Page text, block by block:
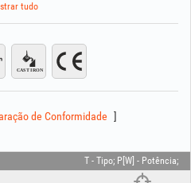
potável em instalações temporárias, o
o enchimento/esvaziamento de
dimensões, sendo fácil de
bomba pode extrair água de uma
até uma altura máxima de 58 m,
60 L/min.
resistência à corrosão, maior
tornando a bomba ideal pentru
tudo
de Conformidade
T - Tipo; P[W] - Potência;